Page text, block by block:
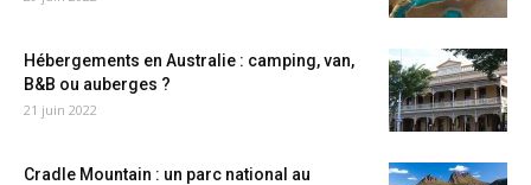
Hébergements en Australie : camping, van,
B&B ou auberges ?
21 juin 2022
Cradle Mountain : un parc national au